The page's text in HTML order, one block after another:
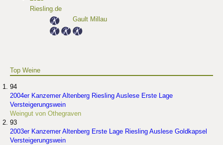
Riesling.de
Gault Millau
Top Weine
94
2004er Kanzemer Altenberg Riesling Auslese Erste Lage
Versteigerungswein
Weingut von Othegraven
93
2003er Kanzemer Altenberg Erste Lage Riesling Auslese Goldkapsel
Versteigerungswein